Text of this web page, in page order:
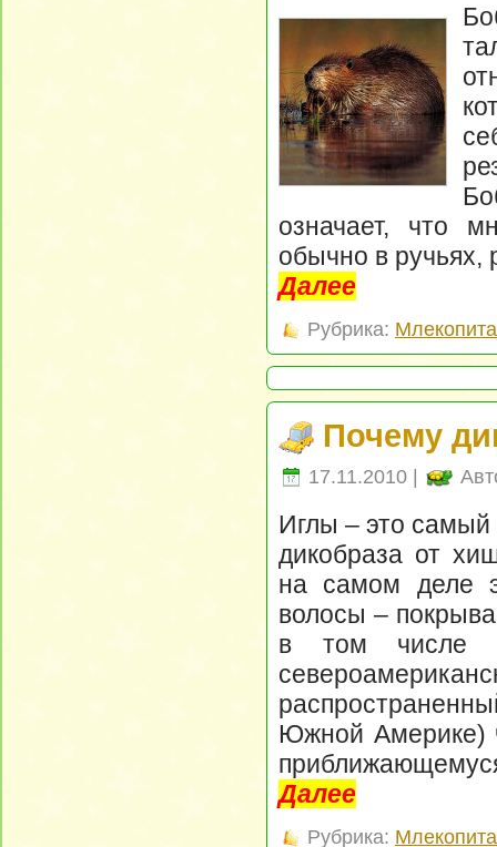
означает, что
обычно в ручьях,
Далее
Рубрика:
Почему
17.11.2010 |
Иглы – это
дикобраза от
на самом деле
волосы –
в том числе
Южной Америке)
Далее
Рубрика: